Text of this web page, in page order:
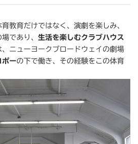
育教育だけではなく、演劇を楽しみ、
であり、 生活を楽しむクラブハウス
、ニューヨークブロードウェイの劇場
ポーの下で働き、その経験をこの体育